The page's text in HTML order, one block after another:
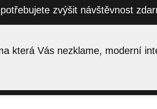
zvýšit návštěvnost
která Vás nezklame, moderní